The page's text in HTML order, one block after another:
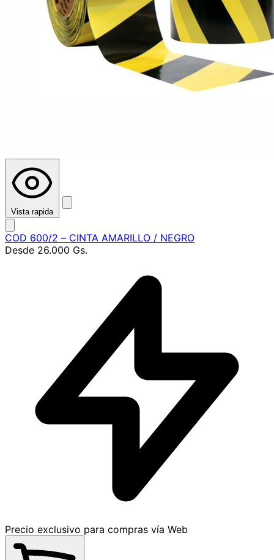
Vista rapida
COD 600/2 – CINTA AMARILLO / NEGRO
Desde 26.000 Gs.
Precio exclusivo para compras vía Web